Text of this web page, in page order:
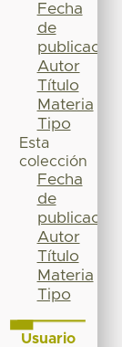
Fecha
de
publicación
Autor
Título
Materia
Tipo
Esta
colección
Fecha
de
publicación
Autor
Título
Materia
Tipo
Usuario